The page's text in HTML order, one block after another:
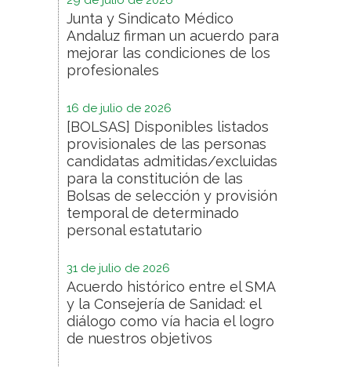
Junta y Sindicato Médico
Andaluz firman un acuerdo para
mejorar las condiciones de los
profesionales
16 de julio de 2026
[BOLSAS] Disponibles listados
provisionales de las personas
candidatas admitidas/excluidas
para la constitución de las
Bolsas de selección y provisión
temporal de determinado
personal estatutario
31 de julio de 2026
Acuerdo histórico entre el SMA
y la Consejería de Sanidad: el
diálogo como vía hacia el logro
de nuestros objetivos